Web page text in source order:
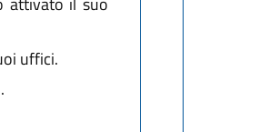
uffici.